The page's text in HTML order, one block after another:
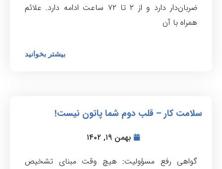
ضربان‌دار دارد و از ۲ تا ۷۲ ساعت ادامه دارد. علائم
همراه با آن
بیشتر بخوانید
سلامت کار – قلب دوم شما پاتون نیست!
بهمن ۱۹, ۱۴۰۲
گواهی رفع مسؤولیت: هیچ وقت مبنای تشخیص